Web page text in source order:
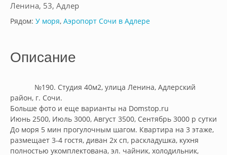
Ленина, 53, Адлер
Рядом: У моря, Аэропорт Сочи в Адлере
Описание
район, г. Сочи.
Больше фото и еще варианты на Domstop.ru
Июнь 2500, Июль 3000, Август 3500, Сентябрь 3000 р сутки
До моря 5 мин прогулочным шагом. Квартира на 3 этаже,
размещает 3-4 гостя, диван 2х сп, раскладушка, кухня
полностью укомплектована, эл. чайник, холодильник,